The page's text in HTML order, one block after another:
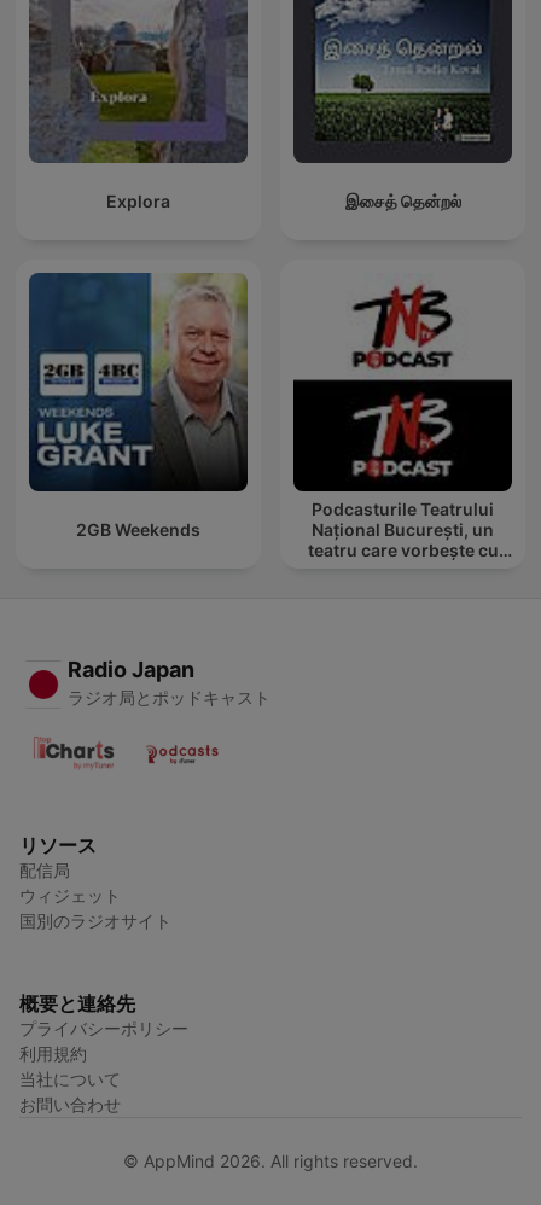
Explora இசைத் தென்றல்
2GB Weekends
Podcasturile Teatrului
Național București, un
teatru care vorbește cu
Radio Japan
ラジオ局とポッドキャスト
リソース
配信局
ウィジェット
国別のラジオサイト
概要と連絡先
プライバシーポリシー
利用規約
当社について
お問い合わせ
© AppMind 2026. All rights reserved.